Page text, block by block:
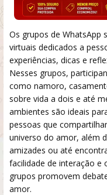
Os grupos de WhatsApp
virtuais dedicados a
experiências, dicas e
Nesses grupos,
como namoro,
sobre vida a dois e até
ambientes são ideais
pessoas que
universo do amor, além
amizades ou até
facilidade de interação e
grupos promovem
amor.